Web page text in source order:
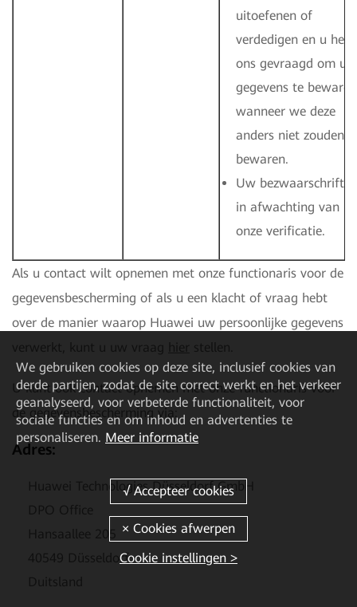
uitoefenen of
verdedigen en u hebt
ons gevraagd om uw
gegevens te bewaren
wanneer we deze
anders niet zouden
bewaren.
Uw bezwaarschrift is
in afwachting van
onze verificatie.
Als u contact wilt opnemen met onze functionaris voor de
gegevensbescherming of als u een klacht of vraag hebt
over de manier waarop Huawei uw persoonlijke gegevens
U kunt ook contact opnemen met onze functionaris voor
de gegevensbescherming via:
Adres:
Huawei Technologies Düsseldorf GmbH
40549 Düsseldorf
We gebruiken cookies op deze site, inclusief cookies van
derde partijen, zodat de site correct werkt en het verkeer
geanalyseerd, voor verbeterde functionaliteit, voor
sociale functies en om inhoud en advertenties te
personaliseren. Meer informatie
Cookie instellingen >